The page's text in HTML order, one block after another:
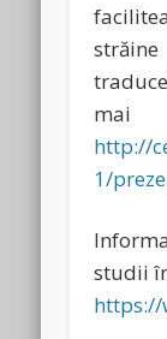
mai
http://
1/
studii